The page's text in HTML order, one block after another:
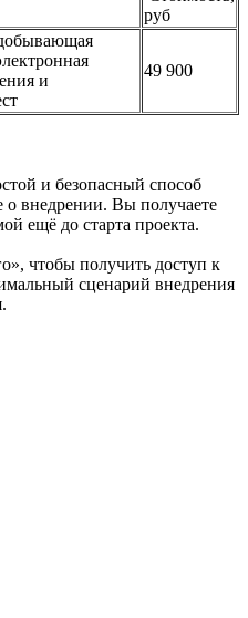
руб
и
49 900
и безопасный способ
о внедрении. Вы получаете
ещё до старта проекта.
чтобы получить доступ к
сценарий внедрения